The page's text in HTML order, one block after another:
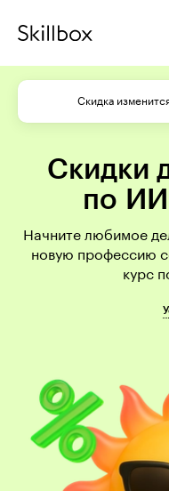
Скидка
Скидки
по ИИ
Начните любимое
новую профессию
курс